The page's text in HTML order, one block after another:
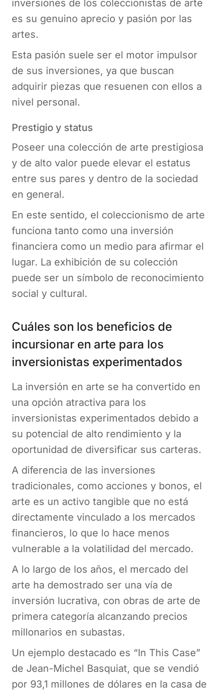
inversiones de los coleccionistas de arte
es su genuino aprecio y pasión por las
artes.
Esta pasión suele ser el motor impulsor
de sus inversiones, ya que buscan
adquirir piezas que resuenen con ellos a
nivel personal.
Prestigio y status
Poseer una colección de arte prestigiosa
y de alto valor puede elevar el estatus
entre sus pares y dentro de la sociedad
en general.
En este sentido, el coleccionismo de arte
funciona tanto como una inversión
financiera como un medio para afirmar el
lugar. La exhibición de su colección
puede ser un símbolo de reconocimiento
social y cultural.
Cuáles son los beneficios de
incursionar en arte para los
inversionistas experimentados
La inversión en arte se ha convertido en
una opción atractiva para los
inversionistas experimentados debido a
su potencial de alto rendimiento y la
oportunidad de diversificar sus carteras.
A diferencia de las inversiones
tradicionales, como acciones y bonos, el
arte es un activo tangible que no está
directamente vinculado a los mercados
financieros, lo que lo hace menos
vulnerable a la volatilidad del mercado.
A lo largo de los años, el mercado del
arte ha demostrado ser una vía de
inversión lucrativa, con obras de arte de
primera categoría alcanzando precios
millonarios en subastas.
Un ejemplo destacado es “In This Case”
de Jean-Michel Basquiat, que se vendió
por 93,1 millones de dólares en la casa de